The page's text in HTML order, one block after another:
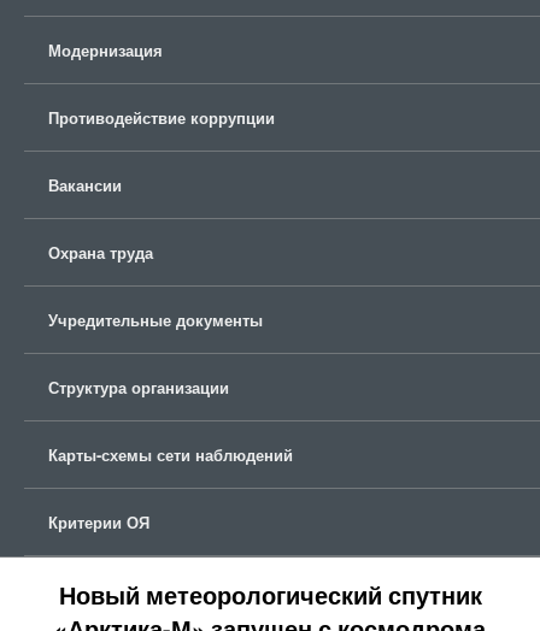
Модернизация
Противодействие коррупции
Вакансии
Охрана труда
Учредительные документы
Структура организации
Карты-схемы сети наблюдений
Критерии ОЯ
Новый метеорологический спутник